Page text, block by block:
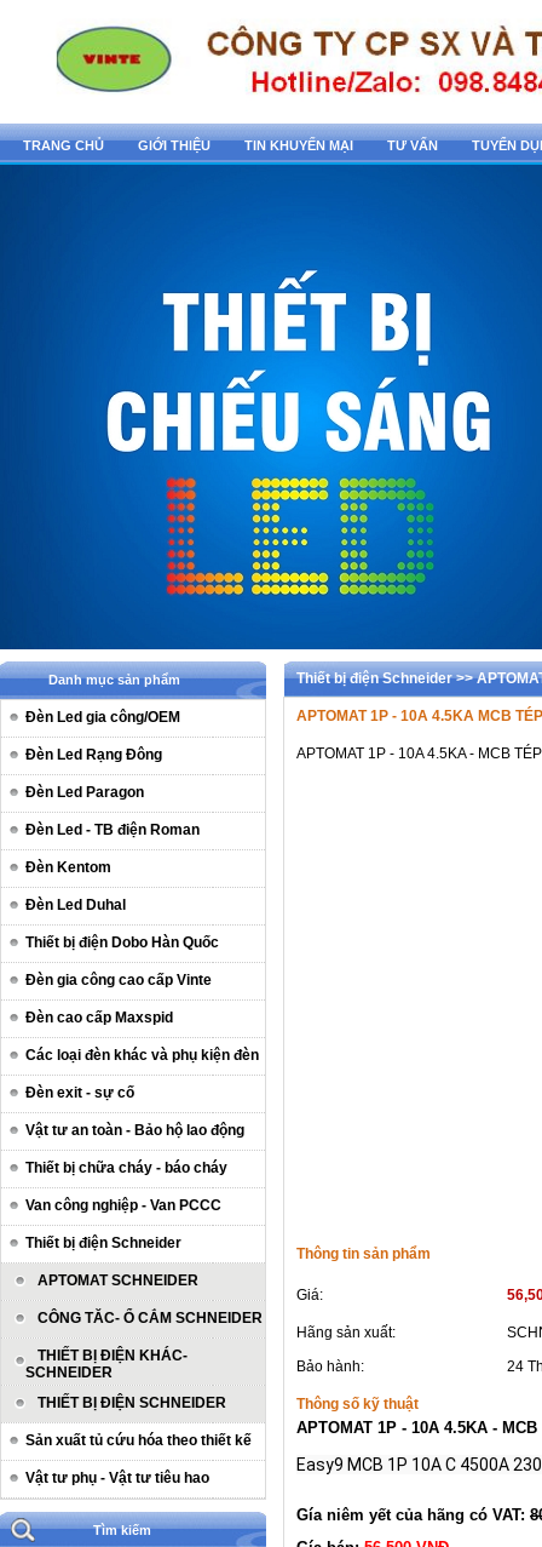
TRANG CHỦ GIỚI THIỆU TIN KHUYẾN MẠI TƯ VẤN TUYỂN
Danh mục sản phẩm
Đèn Led gia công/OEM
Đèn Led Rạng Đông
Đèn Led Paragon
Đèn Led - TB điện Roman
Đèn Kentom
Đèn Led Duhal
Thiết bị điện Dobo Hàn Quốc
Đèn gia công cao cấp Vinte
Đèn cao cấp Maxspid
Các loại đèn khác và phụ kiện đèn
Đèn exit - sự cố
Vật tư an toàn - Bảo hộ lao động
Thiết bị chữa cháy - báo cháy
Van công nghiệp - Van PCCC
Thiết bị điện Schneider
APTOMAT SCHNEIDER
CÔNG TĂC- Ổ CẮM SCHNEIDER
THIẾT BỊ ĐIỆN KHÁC-
SCHNEIDER
THIẾT BỊ ĐIỆN SCHNEIDER
Sản xuất tủ cứu hóa theo thiết kế
Vật tư phụ - Vật tư tiêu hao
Tìm kiếm
Thiết bị điện Schneider >>
APTOMAT 1P - 10A 4.5KA MCB
APTOMAT 1P - 10A 4.5KA - MCB
Thông tin sản phẩm
Giá:
Hãng sản xuất:
Bảo hành:
24
Thông số kỹ thuật
APTOMAT 1P - 10A 4.5KA -
Easy9 MCB 1P 10A C 4500A
Gía niêm yết của hãng có VAT: